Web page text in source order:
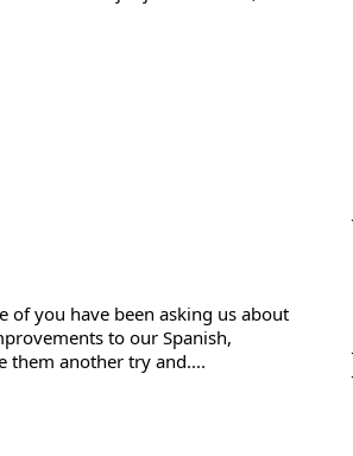
of you have been asking us about
to our Spanish,
them another try and....